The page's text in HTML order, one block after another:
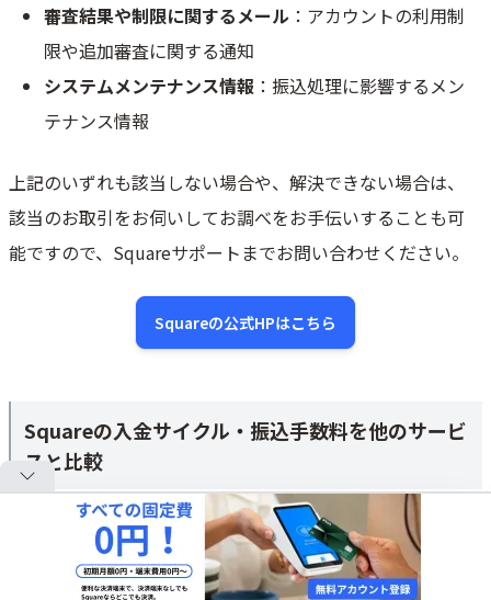
審査結果や制限に関するメール ：アカウントの利用制
限や追加審査に関する通知
システムメンテナンス情報 ：振込処理に影響するメン
テナンス情報
上記のいずれも該当しない場合や、解決できない場合は、
該当のお取引をお伺いしてお調べをお手伝いすることも可
能ですので、Squareサポートまでお問い合わせください。
Squareの公式HPはこちら
Squareの入金サイクル・振込手数料を他のサービ
スと比較
Squareの入金サイクルを他の主要決済サービスと比較する
と、その優位性がよく分かります。